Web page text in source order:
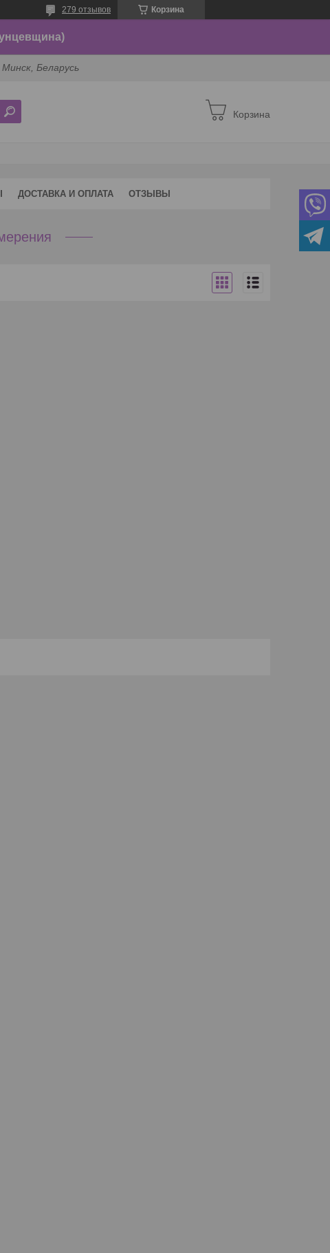
Корзина
279 отзывов
Беларусь
Корзина
ДОСТАВКА И ОПЛАТА ОТЗЫВЫ